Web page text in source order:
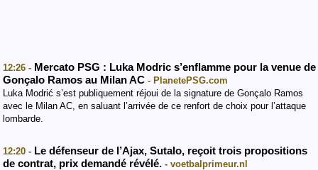
12:26 - Mercato PSG : Luka Modric s’enflamme pour la venue de
Gonçalo Ramos au Milan AC - PlanetePSG.com
Luka Modrić s’est publiquement réjoui de la signature de Gonçalo Ramos
avec le Milan AC, en saluant l’arrivée de ce renfort de choix pour l’attaque
lombarde.
12:20 - Le défenseur de l’Ajax, Sutalo, reçoit trois propositions
de contrat, prix demandé révélé. - voetbalprimeur.nl